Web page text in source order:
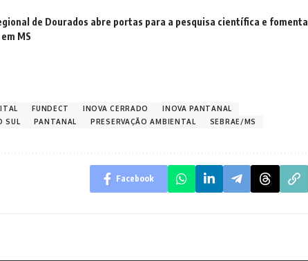
de Dourados abre portas para a pesquisa científica e fomenta
MS
FUNDECT INOVA CERRADO
INOVA PANTANAL
SUL PANTANAL PRESERVAÇÃO AMBIENTAL SEBRAE/MS
Facebook